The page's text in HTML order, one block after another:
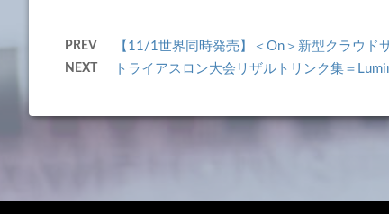
PREV 【11/1世界同時発売】＜On＞新型クラウド
NEXT トライアスロン大会リザルトリンク集＝